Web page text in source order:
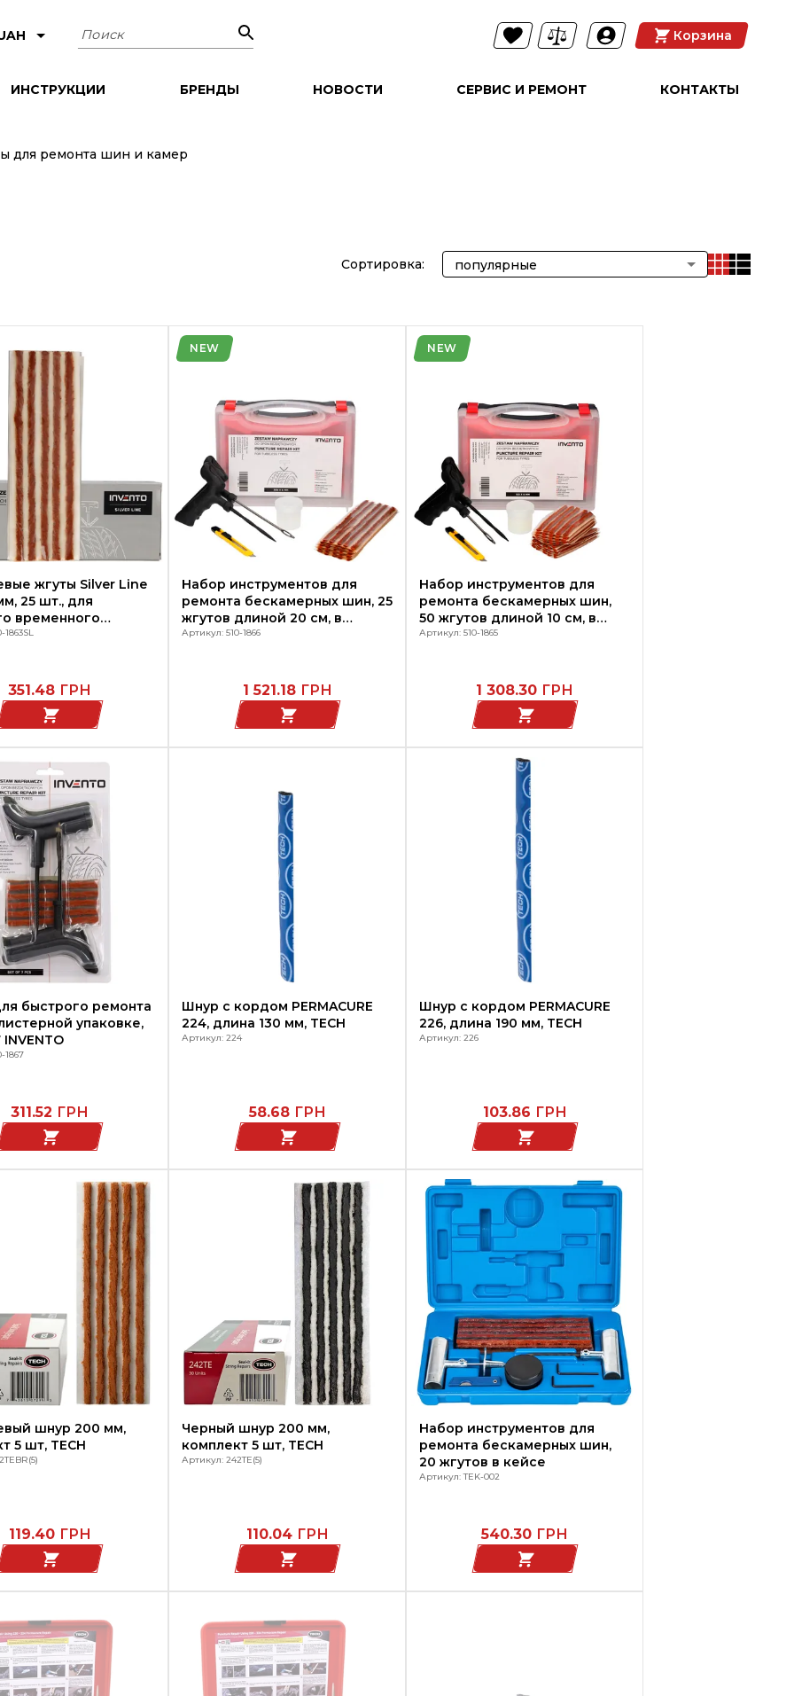
Поиск Корзина
ИНСТРУКЦИИ БРЕНДЫ НОВОСТИ СЕРВИС И РЕМОНТ КОНТАКТЫ
для ремонта шин и камер
Сортировка: популярные
жгуты Silver Line
25 шт., для
временного
проколов шин
1863SL
351.48 ГРН
NEW
Набор инструментов для
ремонта бескамерных шин, 25
жгутов длиной 20 см, в
пластиковом кейсе, 510-1866
Артикул: 510-1866
1 521.18 ГРН
NEW
Набор инструментов для
ремонта бескамерных шин,
50 жгутов длиной 10 см, в
пластиковом кейсе, 510-1865
Артикул: 510-1865
1 308.30 ГРН
быстрого ремонта
упаковке,
INVENTO
1867
311.52 ГРН
Шнур с кордом PERMACURE
224, длина 130 мм, TECH
Артикул: 224
58.68 ГРН
Шнур с кордом PERMACURE
226, длина 190 мм, TECH
Артикул: 226
103.86 ГРН
шнур 200 мм,
5 шт, TECH
119.40 ГРН
Черный шнур 200 мм,
комплект 5 шт, TECH
Артикул: 242TE(5)
110.04 ГРН
Набор инструментов для
ремонта бескамерных шин,
20 жгутов в кейсе
Артикул: TEK-002
540.30 ГРН